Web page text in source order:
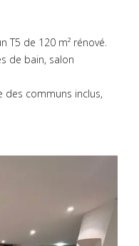
T5 de 120 m² rénové.
de bain, salon
des communs inclus,